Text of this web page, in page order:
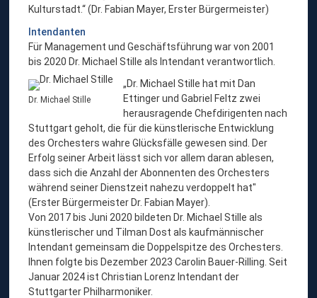
Kulturstadt.“ (Dr. Fabian Mayer, Erster Bürgermeister)
Intendanten
Für Management und Geschäftsführung war von 2001
bis 2020 Dr. Michael Stille als Intendant verantwortlich.
Dr. Michael Stille
„Dr. Michael Stille hat mit Dan
Ettinger und Gabriel Feltz zwei
herausragende Chefdirigenten nach
Stuttgart geholt, die für die künstlerische Entwicklung
des Orchesters wahre Glücksfälle gewesen sind. Der
Erfolg seiner Arbeit lässt sich vor allem daran ablesen,
dass sich die Anzahl der Abonnenten des Orchesters
während seiner Dienstzeit nahezu verdoppelt hat"
(Erster Bürgermeister Dr. Fabian Mayer).
Von 2017 bis Juni 2020 bildeten Dr. Michael Stille als
künstlerischer und Tilman Dost als kaufmännischer
Intendant gemeinsam die Doppelspitze des Orchesters.
Ihnen folgte bis Dezember 2023 Carolin Bauer-Rilling. Seit
Januar 2024 ist Christian Lorenz Intendant der
Stuttgarter Philharmoniker.